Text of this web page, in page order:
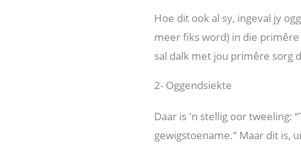
Hoe dit ook al sy, ingeval jy
meer fiks word) in die
sal dalk met jou primêre sorg
2- Oggendsiekte
Daar is 'n stellig oor tweeling:
gewigstoename.” Maar dit is,